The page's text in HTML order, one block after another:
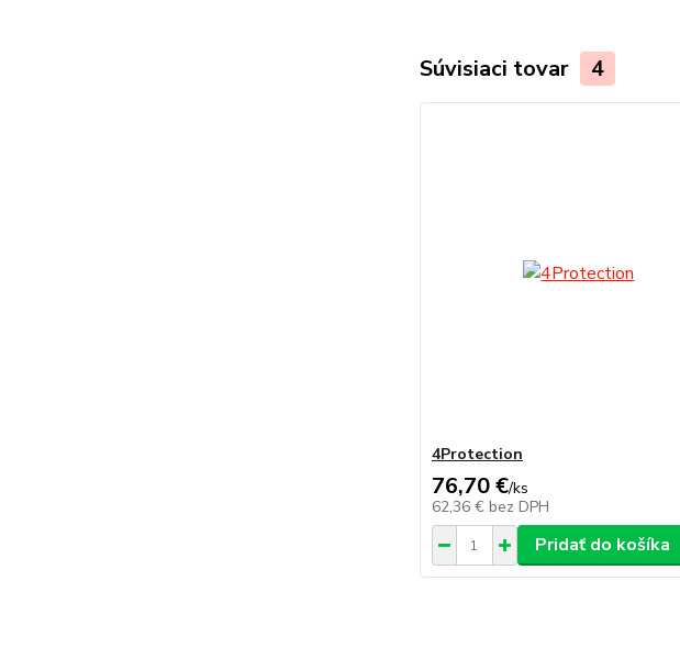
Súvisiaci tovar 4
4Protection
76,70 €/ks
62,36 € bez DPH
Pridať do košíka